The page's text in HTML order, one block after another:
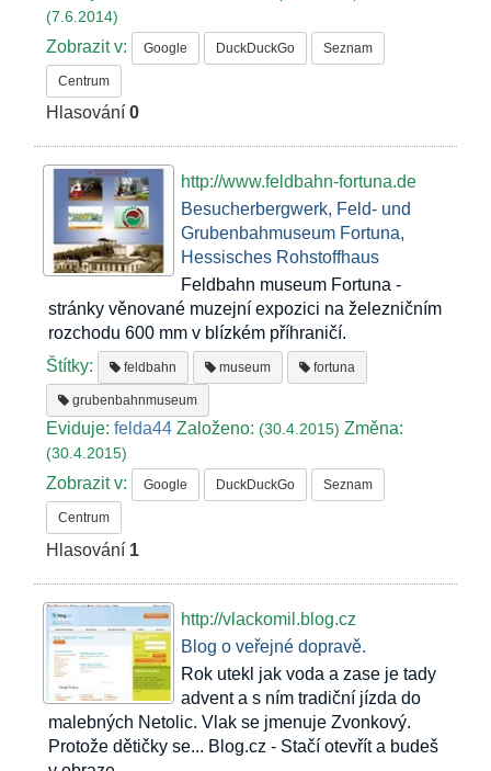
(7.6.2014)
Zobrazit v: Google DuckDuckGo Seznam
Centrum
Hlasování0
http://www.feldbahn-fortuna.de
Besucherbergwerk, Feld- und
Grubenbahmuseum Fortuna,
Hessisches Rohstoffhaus
Feldbahn museum Fortuna -
stránky věnované muzejní expozici na železničním
rozchodu 600 mm v blízkém příhraničí.
Štítky:
feldbahn museum fortuna
grubenbahnmuseum
Eviduje:felda44 Založeno:(30.4.2015)Změna:
(30.4.2015)
Zobrazit v: Google DuckDuckGo Seznam
Centrum
Hlasování 1
http://vlackomil.blog.cz
Blog o veřejné dopravě.
Rok utekl jak voda a zase je tady
advent a s ním tradiční jízda do
malebných Netolic. Vlak se jmenuje Zvonkový.
Protože dětičky se... Blog.cz - Stačí otevřít a budeš